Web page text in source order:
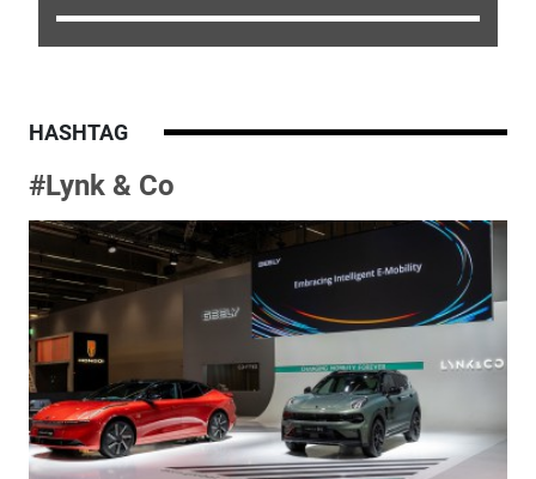
HASHTAG
#Lynk & Co